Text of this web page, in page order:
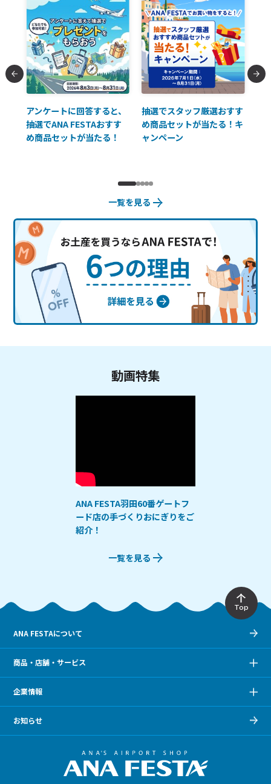
アンケートに回答すると、
抽選でANA FESTAおすす
め商品セットが当たる！
抽選でスタッフ厳選おすす
め商品セットが当たる！キ
ャンペーン
一覧を見る
動画特集
ANA FESTA羽田60番ゲートフ
ード店の手づくりおにぎりをご
紹介！
一覧を見る
Top
ANA FESTAについて
商品・店舗・サービス
企業情報
お知らせ